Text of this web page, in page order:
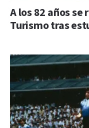
A los 82 años se
Turismo tras